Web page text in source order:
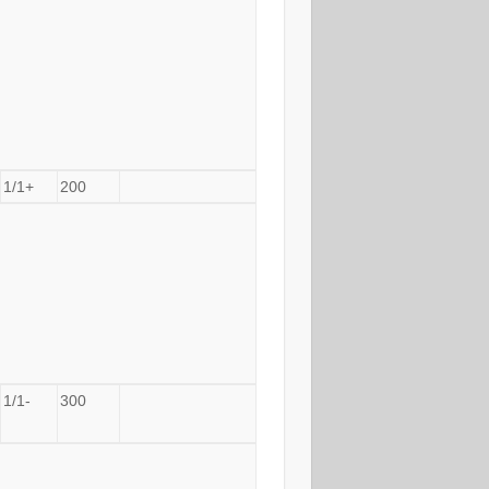
1/1+ 200
1/1- 300